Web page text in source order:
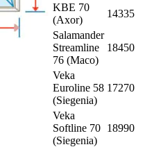
KBE 70
(Axor)
14335
Salamander
Streamline
76 (Maco)
18450
Veka
Euroline 58
(Siegenia)
17270
Veka
Softline 70
(Siegenia)
18990